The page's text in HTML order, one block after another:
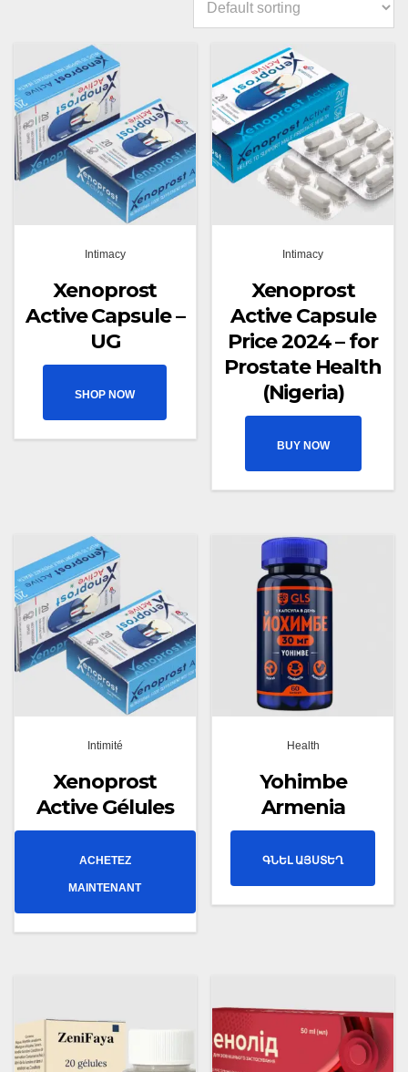
Intimacy
Xenoprost
Active Capsule –
UG
SHOP NOW
Intimacy
Xenoprost
Active Capsule
Price 2024 – for
Prostate Health
(Nigeria)
BUY NOW
Intimité
Xenoprost
Active Gélules
ACHETEZ
MAINTENANT
Health
Yohimbe
Armenia
ԳՆԵԼ ԱՅՍՏԵՂ